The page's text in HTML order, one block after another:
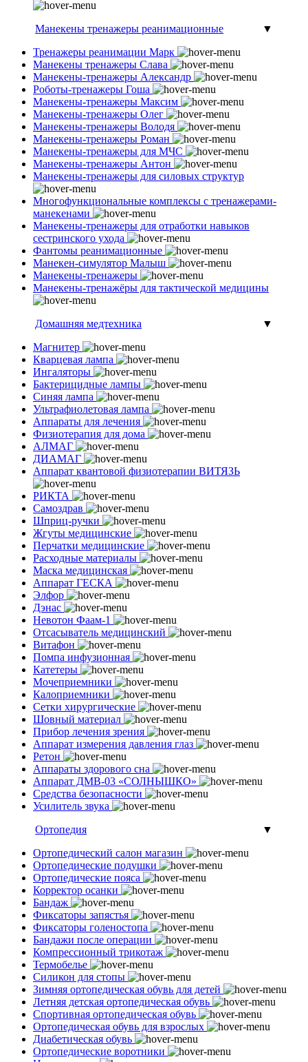
Манекены тренажеры реанимационные
▼
Тренажеры реанимации Марк
Манекены тренажеры Слава
Манекены-тренажеры Александр
Роботы-тренажеры Гоша
Манекены-тренажеры Максим
Манекены-тренажеры Олег
Манекены-тренажеры Володя
Манекены-тренажеры Роман
Манекены-тренажеры для МЧС
Манекены-тренажеры Антон
Манекены-тренажеры для силовых структур
Многофункциональные комплексы с тренажерами-
манекенами
Манекены-тренажеры для отработки навыков
сестринского ухода
Фантомы реанимационные
Манекен-симулятор Малыш
Манекены-тренажеры
Манекены-тренажёры для тактической медицины
Домашняя медтехника
▼
Магнитер
Кварцевая лампа
Ингаляторы
Бактерицидные лампы
Синяя лампа
Ультрафиолетовая лампа
Аппараты для лечения
Физиотерапия для дома
АЛМАГ
ДИАМАГ
Аппарат квантовой физиотерапии ВИТЯЗЬ
РИКТА
Самоздрав
Шприц-ручки
Жгуты медицинские
Перчатки медицинские
Расходные материалы
Маска медицинская
Аппарат ГЕСКА
Элфор
Дэнас
Невотон Фаам-1
Отсасыватель медицинский
Витафон
Помпа инфузионная
Катетеры
Мочеприемники
Калоприемники
Сетки хирургические
Шовный материал
Прибор лечения зрения
Аппарат измерения давления глаз
Ретон
Аппараты здорового сна
Аппарат ДМВ-03 «СОЛНЫШКО»
Средства безопасности
Усилитель звука
Ортопедия
▼
Ортопедический салон магазин
Ортопедические подушки
Ортопедические пояса
Корректор осанки
Бандаж
Фиксаторы запястья
Фиксаторы голеностопа
Бандажи после операции
Компрессионный трикотаж
Термобелье
Силикон для стопы
Зимняя ортопедическая обувь для детей
Летняя детская ортопедическая обувь
Спортивная ортопедическая обувь
Ортопедическая обувь для взрослых
Диабетическая обувь
Ортопедические воротники